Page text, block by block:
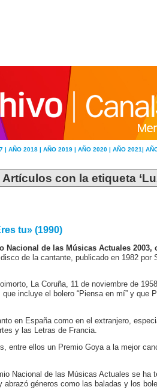
| AÑO 2018 | AÑO 2019 | AÑO 2020 | AÑO 2021|
Artículos con la etiqueta
tu» (1990)
Nacional de las Músicas Actuales
de la cantante, publicado en 1982
La Coruña, 11 de noviembre de
que incluye el bolero “Piensa en mí” y que
en España como en el extranjero,
y las Letras de Francia.
entre ellos un Premio Goya a la mejor
Nacional de las Músicas Actuales se ha
abrazó géneros como las baladas y los